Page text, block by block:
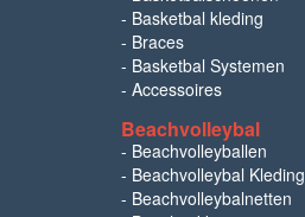
- Basketbal kleding
- Braces
- Basketbal Systemen
- Accessoires
Beachvolleybal
- Beachvolleyballen
- Beachvolleybal Kleding
- Beachvolleybalnetten